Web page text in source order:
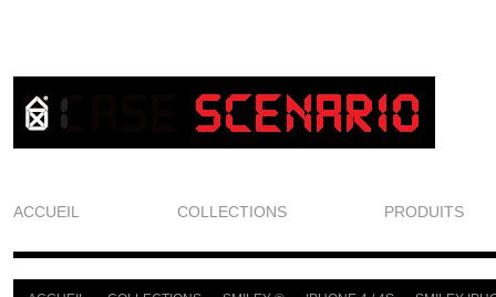
ACCUEIL COLLECTIONS PRODUITS